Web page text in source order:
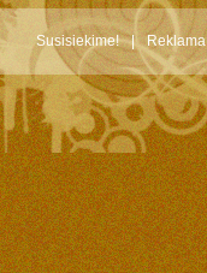
Susisiekime! | Reklama